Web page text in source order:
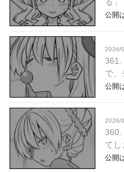
公開
2026/
361.
で、
公開
2026/
360.
てし
公開